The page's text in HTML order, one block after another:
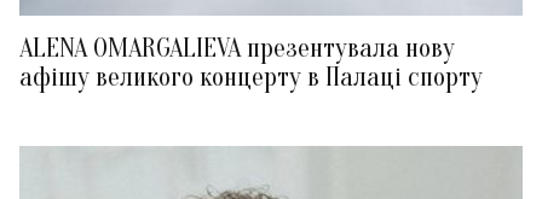
ALENA OMARGALIEVA презентувала нову
афішу великого концерту в Палаці спорту